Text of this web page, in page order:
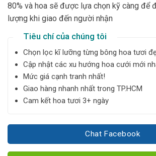
80% và hoa sẽ được lựa chọn kỹ càng để
lượng khi giao đến người nhận
Tiêu chí của chúng tôi
Chọn lọc kĩ lưỡng từng bông hoa tươi
Cập nhật các xu hướng hoa cưới mới
Mức giá cạnh tranh nhất!
Giao hàng nhanh nhất trong TP.HCM
Cam kết hoa tươi 3+ ngày
Chat Facebook